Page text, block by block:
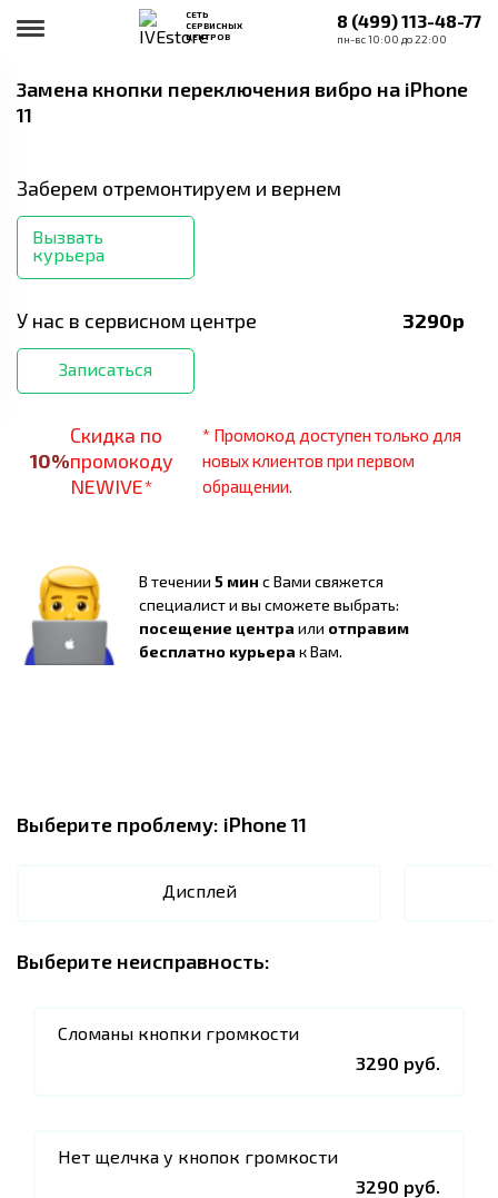
СЕТЬ
СЕРВИСНЫХ
ЦЕНТРОВ
8 (499) 113-48-77
пн-вс 10:00 до 22:00
Замена кнопки переключения вибро на iPhone
11
Заберем отремонтируем и вернем
Вызвать
курьера
У нас в сервисном центре 3290р
Записаться
10%
Скидка по
промокоду
NEWIVE*
* Промокод доступен только для
новых клиентов при первом
обращении.
В течении 5 мин с Вами свяжется
специалист и вы сможете выбрать:
посещение центра или отправим
бесплатно курьера к Вам.
Выберите проблему: iPhone 11
Дисплей
Выберите неисправность:
Сломаны кнопки громкости
3290 руб.
Нет щелчка у кнопок громкости
3290 руб.